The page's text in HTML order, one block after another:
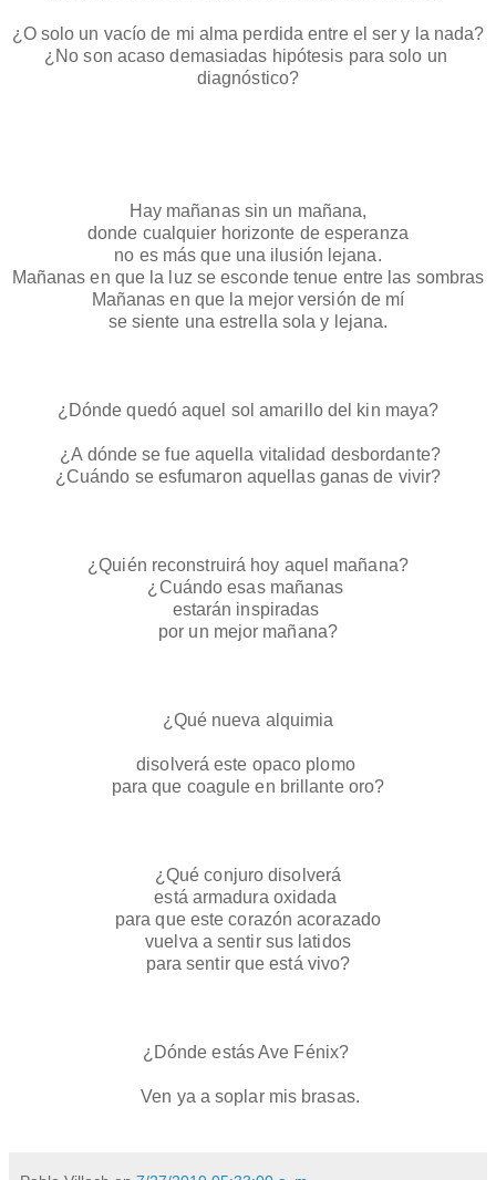
¿O solo un vacío de mi alma perdida entre el ser y la nada?
¿No son acaso demasiadas hipótesis para solo un
diagnóstico?
Hay mañanas sin un mañana,
donde cualquier horizonte de esperanza
no es más que una ilusión lejana.
Mañanas en que la luz se esconde tenue entre las sombras
Mañanas en que la mejor versión de mí
se siente una estrella sola y lejana.
¿Dónde quedó aquel sol amarillo del kin maya?
¿A dónde se fue aquella vitalidad desbordante?
¿Cuándo se esfumaron aquellas ganas de vivir?
¿Quién reconstruirá hoy aquel mañana?
¿Cuándo esas mañanas
estarán inspiradas
por un mejor mañana?
¿Qué nueva alquimia
disolverá este opaco plomo
para que coagule en brillante oro?
¿Qué conjuro disolverá
está armadura oxidada
para que este corazón acorazado
vuelva a sentir sus latidos
para sentir que está vivo?
¿Dónde estás Ave Fénix?
Ven ya a soplar mis brasas.